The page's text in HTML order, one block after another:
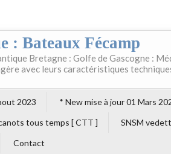
: Bateaux Fécamp
Bretagne : Golfe de Gascogne :
avec leurs caractéristiques
2023
* New mise à jour 01 Mars
tous temps [ CTT ]
SNSM
Contact